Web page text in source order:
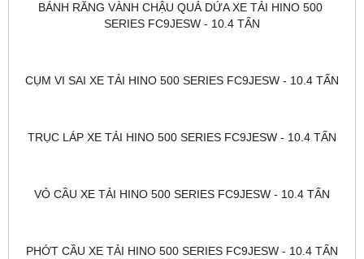
BÁNH RĂNG VÀNH CHẬU QUẢ DỨA XE TẢI HINO 500
SERIES FC9JESW - 10.4 TẤN
CỤM VI SAI XE TẢI HINO 500 SERIES FC9JESW - 10.4 TẤN
TRỤC LÁP XE TẢI HINO 500 SERIES FC9JESW - 10.4 TẤN
VỎ CẦU XE TẢI HINO 500 SERIES FC9JESW - 10.4 TẤN
PHỚT CẦU XE TẢI HINO 500 SERIES FC9JESW - 10.4 TẤN